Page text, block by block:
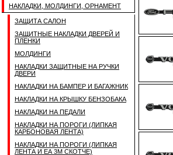
НАКЛАДКИ, МОЛДИНГИ, ОРНАМЕНТ
ЗАЩИТА САЛОН
ЗАЩИТНЫЕ НАКЛАДКИ ДВЕРЕЙ И
ПЛЕНКИ
МОЛДИНГИ
НАКЛАДКИ ЗАЩИТНЫЕ НА РУЧКИ
ДВЕРИ
НАКЛАДКИ НА БАМПЕР И БАГАЖНИК
НАКЛАДКИ НА КРЫШКУ БЕНЗОБАКА
НАКЛАДКИ НА ПЕДАЛИ
НАКЛАДКИ НА ПОРОГИ (ЛИПКАЯ
КАРБОНОВАЯ ЛЕНТА)
НАКЛАДКИ НА ПОРОГИ (ЛИПКАЯ
ЛЕНТА И ЕА 3M СКОТЧЕ)